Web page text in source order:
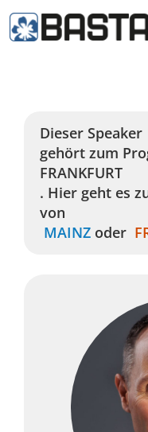
Dieser Speaker
gehört zum
FRANKFURT
. Hier geht es
von
MAINZ oder